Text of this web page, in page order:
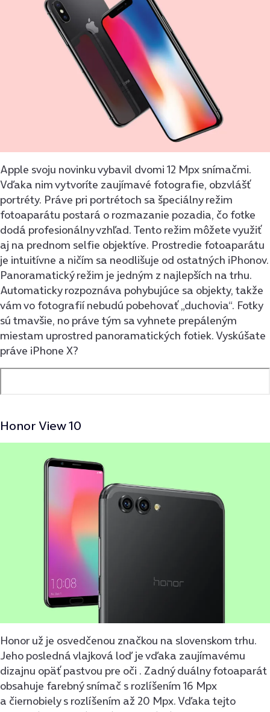
Apple svoju novinku vybavil dvomi 12 Mpx snímačmi.
Vďaka nim vytvoríte zaujímavé fotografie, obzvlášť
portréty. Práve pri portrétoch sa špeciálny režim
fotoaparátu postará o rozmazanie pozadia, čo fotke
dodá profesionálny vzhľad. Tento režim môžete využiť
aj na prednom selfie objektíve. Prostredie fotoaparátu
je intuitívne a ničím sa neodlišuje od ostatných iPhonov.
Panoramatický režim je jedným z najlepších na trhu.
Automaticky rozpoznáva pohybujúce sa objekty, takže
vám vo fotografií nebudú pobehovať „duchovia“. Fotky
sú tmavšie, no práve tým sa vyhnete prepáleným
miestam uprostred panoramatických fotiek. Vyskúšate
práve iPhone X?
Honor View 10
Honor už je osvedčenou značkou na slovenskom trhu.
Jeho posledná vlajková loď je vďaka zaujímavému
dizajnu opäť pastvou pre oči . Zadný duálny fotoaparát
obsahuje farebný snímač s rozlíšením 16 Mpx
a čiernobiely s rozlíšením až 20 Mpx. Vďaka tejto